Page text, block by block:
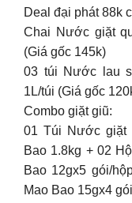
Deal đại phát 88k
Chai Nước giặt
(Giá gốc 145k)
03 túi Nước lau
1L/túi (Giá gốc
Combo giặt giũ:
01 Túi Nước giặt
Bao 1.8kg + 02
Bao 12gx5 gói/
Mao Bao 15gx4